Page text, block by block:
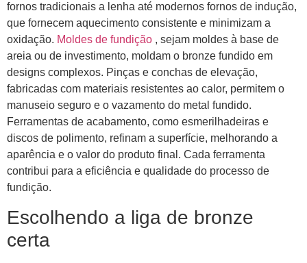
fornos tradicionais a lenha até modernos fornos de indução,
que fornecem aquecimento consistente e minimizam a
oxidação. Moldes de fundição , sejam moldes à base de
areia ou de investimento, moldam o bronze fundido em
designs complexos. Pinças e conchas de elevação,
fabricadas com materiais resistentes ao calor, permitem o
manuseio seguro e o vazamento do metal fundido.
Ferramentas de acabamento, como esmerilhadeiras e
discos de polimento, refinam a superfície, melhorando a
aparência e o valor do produto final. Cada ferramenta
contribui para a eficiência e qualidade do processo de
fundição.
Escolhendo a liga de bronze
certa